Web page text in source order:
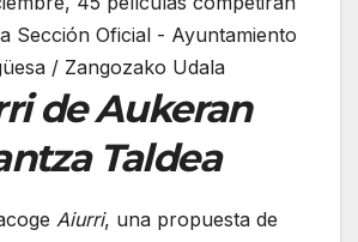
de Aukeran
Taldea
Aiurri, una propuesta de